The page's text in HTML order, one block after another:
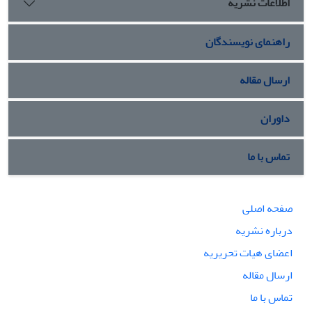
اسلامی ایران تأثیرگذار بوده و این تأثیر معنی‌دار است.
راهنمای نویسندگان
ارسال مقاله
داوران
تماس با ما
صفحه اصلی
درباره نشریه
اعضای هیات تحریریه
ارسال مقاله
تماس با ما